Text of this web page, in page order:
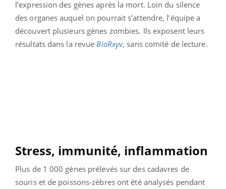
l’expression des gènes après la mort. Loin du silence
des organes auquel on pourrait s’attendre, l’équipe a
découvert plusieurs gènes zombies. Ils exposent leurs
résultats dans la revue BioRxyv, sans comité de lecture.
Stress, immunité, inflammation
Plus de 1 000 gènes prélevés sur des cadavres de
souris et de poissons-zèbres ont été analysés pendant